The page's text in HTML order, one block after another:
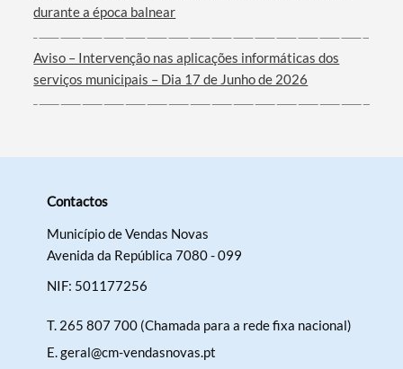
durante a época balnear
Aviso – Intervenção nas aplicações informáticas dos
serviços municipais – Dia 17 de Junho de 2026
Contactos
Município de Vendas Novas
Avenida da República 7080 - 099
NIF: 501177256
T. 265 807 700 (Chamada para a rede fixa nacional)
E.geral@cm-vendasnovas.pt